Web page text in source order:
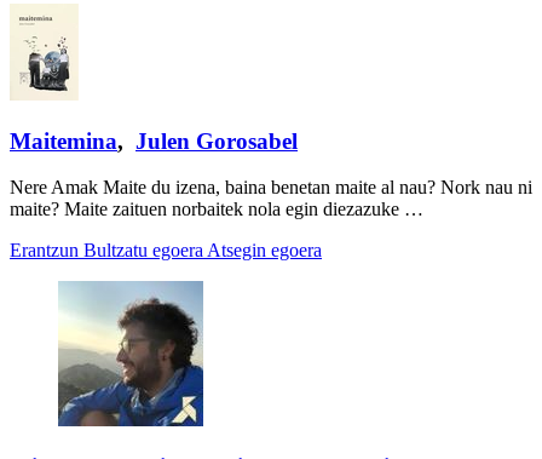
Maitemina, Julen Gorosabel
Nere Amak Maite du izena, baina benetan maite al nau? Nork nau ni
maite? Maite zaituen norbaitek nola egin diezazuke …
Erantzun Bultzatu egoera Atsegin egoera